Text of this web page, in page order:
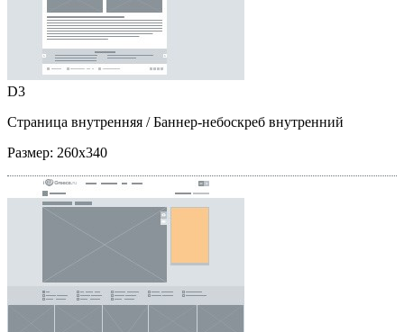
D3
Страница внутренняя / Баннер-небоскреб внутренний
Размер: 260x340